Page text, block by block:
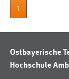
1
Ostbayerische
Hochschule
Wird
Cookie